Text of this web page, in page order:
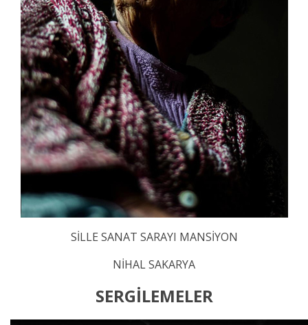
SİLLE SANAT SARAYI MANSİYON
NİHAL SAKARYA
SERGİLEMELER